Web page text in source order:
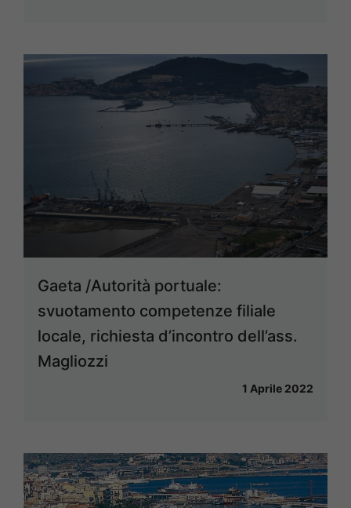
Gaeta /Autorità portuale:
svuotamento competenze filiale
locale, richiesta d’incontro dell’ass.
Magliozzi
1 Aprile 2022